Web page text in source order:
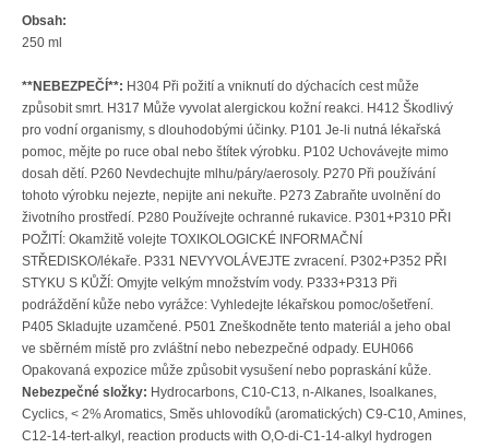
Obsah:
250 ml
**NEBEZPEČÍ**: H304 Při požití a vniknutí do dýchacích cest může
způsobit smrt. H317 Může vyvolat alergickou kožní reakci. H412 Škodlivý
pro vodní organismy, s dlouhodobými účinky. P101 Je-li nutná lékařská
pomoc, mějte po ruce obal nebo štítek výrobku. P102 Uchovávejte mimo
dosah dětí. P260 Nevdechujte mlhu/páry/aerosoly. P270 Při používání
tohoto výrobku nejezte, nepijte ani nekuřte. P273 Zabraňte uvolnění do
životního prostředí. P280 Používejte ochranné rukavice. P301+P310 PŘI
POŽITÍ: Okamžitě volejte TOXIKOLOGICKÉ INFORMAČNÍ
STŘEDISKO/lékaře. P331 NEVYVOLÁVEJTE zvracení. P302+P352 PŘI
STYKU S KŮŽÍ: Omyjte velkým množstvím vody. P333+P313 Při
podráždění kůže nebo vyrážce: Vyhledejte lékařskou pomoc/ošetření.
P405 Skladujte uzamčené. P501 Zneškodněte tento materiál a jeho obal
ve sběrném místě pro zvláštní nebo nebezpečné odpady. EUH066
Opakovaná expozice může způsobit vysušení nebo popraskání kůže.
Nebezpečné složky: Hydrocarbons, C10-C13, n-Alkanes, Isoalkanes,
Cyclics, < 2% Aromatics, Směs uhlovodíků (aromatických) C9-C10, Amines,
C12-14-tert-alkyl, reaction products with O,O-di-C1-14-alkyl hydrogen